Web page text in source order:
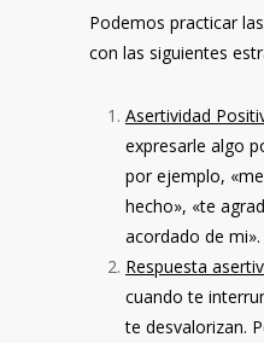
Podemos practicar
con las siguientes
Asertividad
expresarle algo
por ejemplo,
hecho», «te
acordado de mi».
Respuesta
cuando te
te desvalorizan.